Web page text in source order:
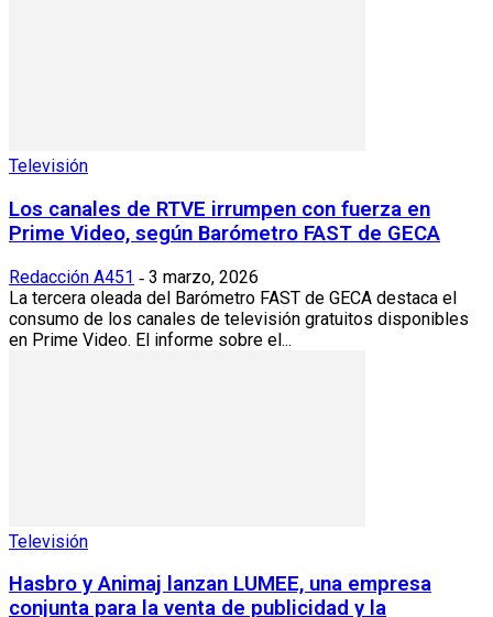
Televisión
Los canales de RTVE irrumpen con fuerza en
Prime Video, según Barómetro FAST de GECA
Redacción A451 - 3 marzo, 2026
La tercera oleada del Barómetro FAST de GECA destaca el
consumo de los canales de televisión gratuitos disponibles
en Prime Video. El informe sobre el...
Televisión
Hasbro y Animaj lanzan LUMEE, una empresa
conjunta para la venta de publicidad y la